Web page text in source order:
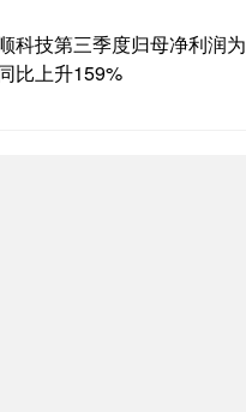
科技第三季度归母净利润为
比上升159%